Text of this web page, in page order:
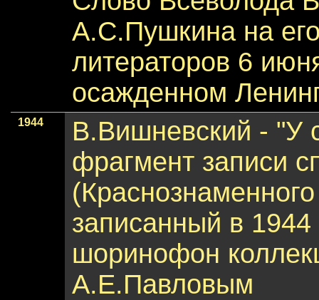
А.С.Пушкина на его
литераторов 6
осажденном
1944
В.Вишневский - "У
фрагмент записи
записанный в
шоринофон
А.Е.Павловым